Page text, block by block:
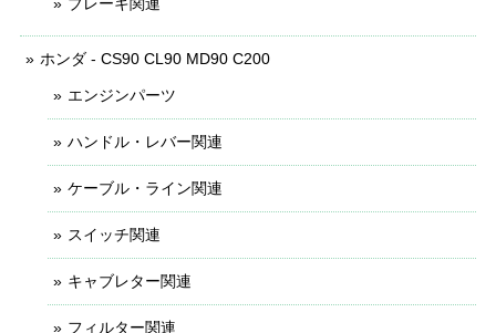
ブレーキ関連
ホンダ - CS90 CL90 MD90 C200
エンジンパーツ
ハンドル・レバー関連
ケーブル・ライン関連
スイッチ関連
キャブレター関連
フィルター関連